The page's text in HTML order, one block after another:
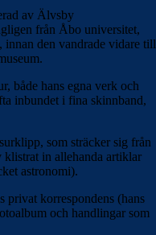
av Älvsby
från Åbo universitet,
innan den vandrade vidare till
både hans egna verk och
inbundet i fina skinnband,
som sträcker sig från
in allehanda artiklar
astronomi).
privat korrespondens (hans
och handlingar som